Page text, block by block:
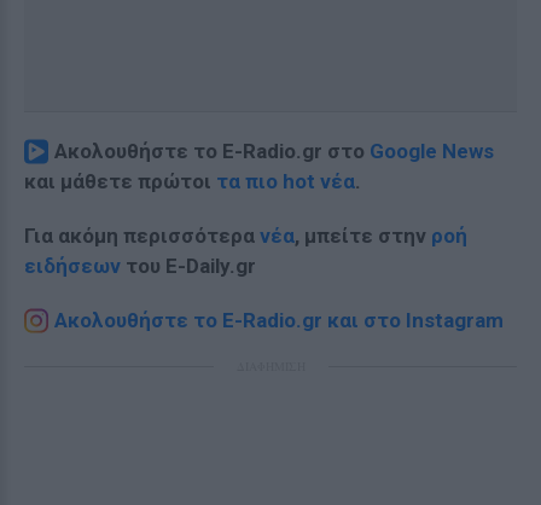
Ακολουθήστε το E-Radio.gr στο Google News
και μάθετε πρώτοι τα πιο hot νέα.
Για ακόμη περισσότερα νέα, μπείτε στην ροή
ειδήσεων του E-Daily.gr
Ακολουθήστε το E-Radio.gr και στο Instagram